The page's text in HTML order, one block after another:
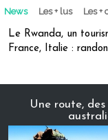
News Les + lus Les +
Le Rwanda, un
France, Italie :
Une route,